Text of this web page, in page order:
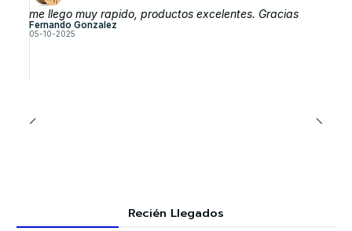
me llego muy rapido, productos excelentes. Gracias
Fernando Gonzalez
05-10-2025
Recién Llegados